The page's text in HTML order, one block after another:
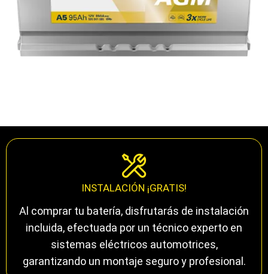
INSTALACIÓN ¡GRATIS!
Al comprar tu batería, disfrutarás de instalación
incluida, efectuada por un técnico experto en
sistemas eléctricos automotrices,
garantizando un montaje seguro y profesional.